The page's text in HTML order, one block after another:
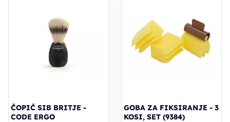
ČOPIČ SIB BRITJE -
CODE ERGO
GOBA ZA FIKSIRANJE - 3
KOSI, SET (9384)